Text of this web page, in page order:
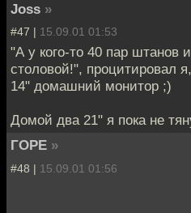
Joss »
#47 | 15.09.01 01:53
"А у кого-то 40 пар штанов
столовой!", процитировал
14" домашний монитор ;)
Домой два 21" я пока не
ГОРЕ »
#48 | 15.09.01 01:56